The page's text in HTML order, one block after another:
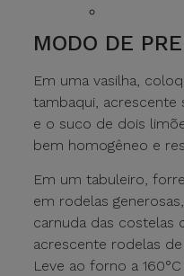
MODO DE
Em uma vasilha,
tambaqui, acrescente
e o suco de dois
bem homogêneo e
Em um tabuleiro,
em rodelas
carnuda das costelas
acrescente rodelas
Leve ao forno a